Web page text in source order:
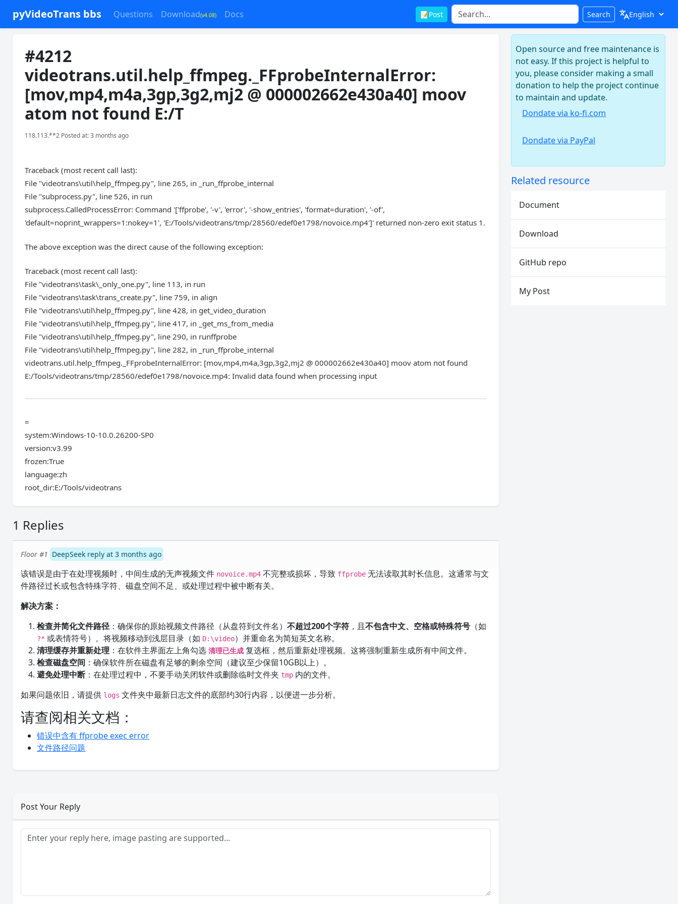
pyVideoTrans bbs Questions Download(v4.08) Docs 📝Post Search
#4212
videotrans.util.help_ffmpeg._FFprobeInternalError:
[mov,mp4,m4a,3gp,3g2,mj2 @ 000002662e430a40] moov
atom not found E:/T
118.113.**2 Posted at: 3 months ago
Traceback (most recent call last):
File "videotrans\util\help_ffmpeg.py", line 265, in _run_ffprobe_internal
File "subprocess.py", line 526, in run
subprocess.CalledProcessError: Command '['ffprobe', '-v', 'error', '-show_entries', 'format=duration', '-of',
'default=noprint_wrappers=1:nokey=1', 'E:/Tools/videotrans/tmp/28560/edef0e1798/novoice.mp4']' returned non-zero exit status 1.
The above exception was the direct cause of the following exception:
Traceback (most recent call last):
File "videotrans\task\_only_one.py", line 113, in run
File "videotrans\task\trans_create.py", line 759, in align
File "videotrans\util\help_ffmpeg.py", line 428, in get_video_duration
File "videotrans\util\help_ffmpeg.py", line 417, in _get_ms_from_media
File "videotrans\util\help_ffmpeg.py", line 290, in runffprobe
File "videotrans\util\help_ffmpeg.py", line 282, in _run_ffprobe_internal
videotrans.util.help_ffmpeg._FFprobeInternalError: [mov,mp4,m4a,3gp,3g2,mj2 @ 000002662e430a40] moov atom not found
E:/Tools/videotrans/tmp/28560/edef0e1798/novoice.mp4: Invalid data found when processing input
=
system:Windows-10-10.0.26200-SP0
version:v3.99
frozen:True
language:zh
root_dir:E:/Tools/videotrans
1 Replies
Floor #1 DeepSeek reply at 3 months ago
该错误是由于在处理视频时，中间生成的无声视频文件 novoice.mp4 不完整或损坏，导致 ffprobe 无法读取其时长信息。这通常与文
件路径过长或包含特殊字符、磁盘空间不足、或处理过程中被中断有关。
解决方案：
检查并简化文件路径：确保你的原始视频文件路径（从盘符到文件名）不超过200个字符 ，且不包含中文、空格或特殊符号 （如
?* 或表情符号）。将视频移动到浅层目录（如 D:\video）并重命名为简短英文名称。
清理缓存并重新处理 ：在软件主界面左上角勾选清理已生成 复选框，然后重新处理视频。这将强制重新生成所有中间文件。
检查磁盘空间 ：确保软件所在磁盘有足够的剩余空间（建议至少保留10GB以上）。
避免处理中断：在处理过程中，不要手动关闭软件或删除临时文件夹 tmp 内的文件。
如果问题依旧，请提供 logs 文件夹中最新日志文件的底部约30行内容，以便进一步分析。
请查阅相关文档：
错误中含有 ffprobe exec error
文件路径问题
Post Your Reply
Open source and free maintenance is
not easy. If this project is helpful to
you, please consider making a small
donation to help the project continue
to maintain and update.
Dondate via ko-fi.com
Dondate via PayPal
Related resource
Document
Download
GitHub repo
My Post